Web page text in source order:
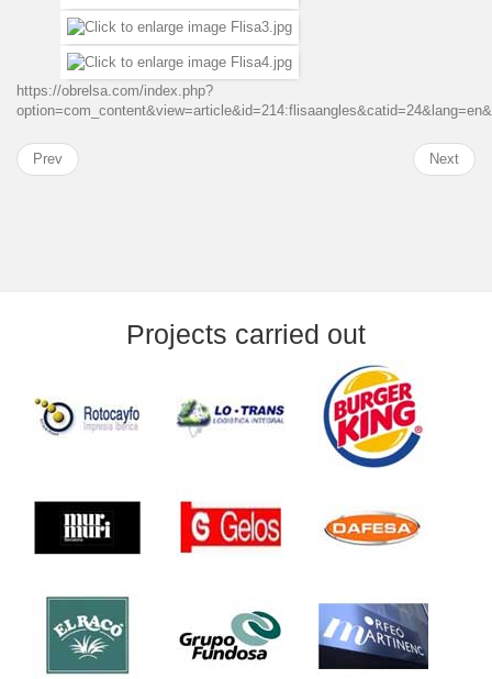
https://obrelsa.com/index.php?
Prev Next
Projects carried out